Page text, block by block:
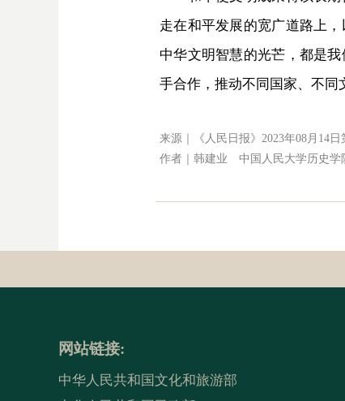
走在和平发展的宽广道路上
中华文明智慧的光芒，都是
手合作，推动不同国家、不同
来源｜《人民日报》2023年08月14日
作者｜韩建业 中国人民大学历史学
网站链接:
中华人民共和国文化和旅游部